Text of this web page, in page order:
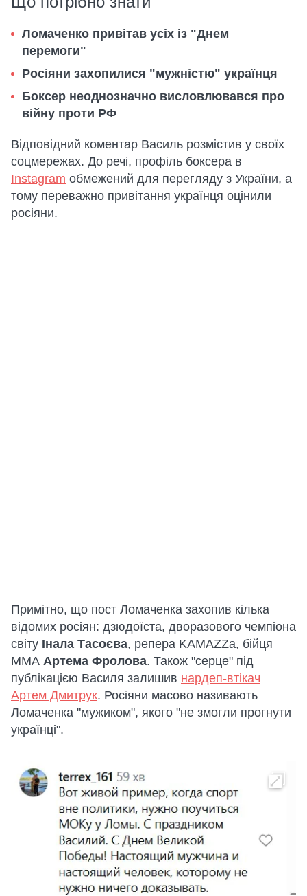
Ломаченко привітав усіх із "Днем
перемоги"
Росіяни захопилися "мужністю" українця
Боксер неоднозначно висловлювався про
війну проти РФ
Відповідний коментар Василь розмістив у своїх
соцмережах. До речі, профіль боксера в
Instagram обмежений для перегляду з України, а
тому переважно привітання українця оцінили
росіяни.
Примітно, що пост Ломаченка захопив кілька
відомих росіян: дзюдоїста, дворазового чемпіона
світу Інала Тасоєва, репера KAMAZZа, бійця
ММА Артема Фролова. Також "серце" під
публікацією Василя залишив нардеп-втікач
Артем Дмитрук. Росіяни масово називають
Ломаченка "мужиком", якого "не змогли прогнути
українці".